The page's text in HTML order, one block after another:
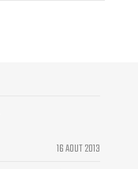
16 AOUT 2013